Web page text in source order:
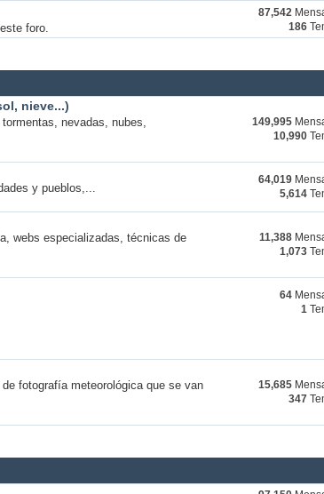
foro.
87,542
186
nieve...)
nevadas, nubes,
149,995
10,990
y pueblos,...
64,019
5,614
webs especializadas, técnicas de
11,388
1,073
64
1
fotografía meteorológica que se van
15,685
347